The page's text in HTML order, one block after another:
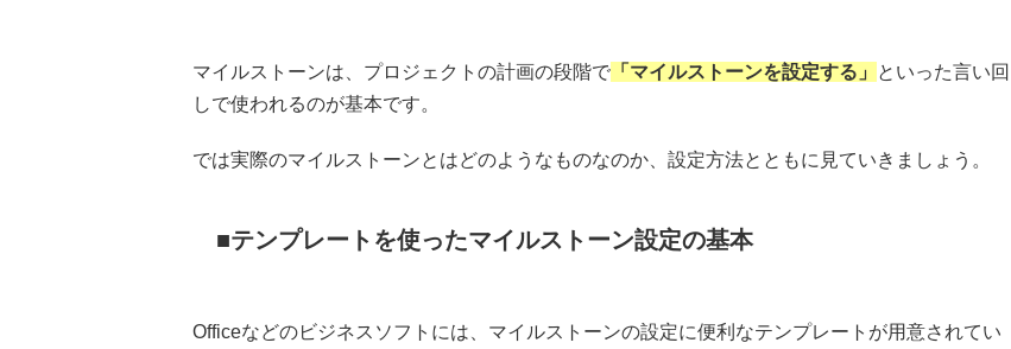
マイルストーンは、プロジェクトの計画の段階で 「マイルストーンを設定する」
といった言い回
しで使われるのが基本です。
では実際のマイルストーンとはどのようなものなのか、設定方法とともに見ていきましょう。
テンプレートを使ったマイルストーン設定の基本
Officeなどのビジネスソフトには、マイルストーンの設定に便利なテンプレートが用意されてい